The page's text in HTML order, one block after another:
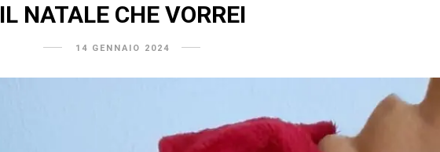
IL NATALE CHE VORREI
14 GENNAIO 2024